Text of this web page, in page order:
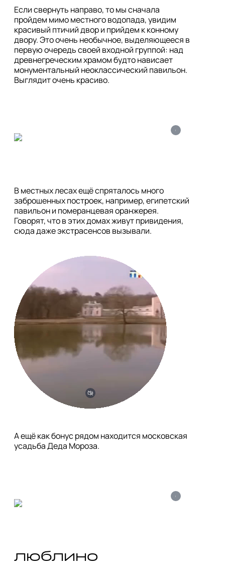
Если свернуть направо, то мы сначала
пройдем мимо местного водопада, увидим
красивый птичий двор и прийдем к конному
двору. Это очень необычное, выделяющееся в
первую очередь своей входной группой: над
древнегреческим храмом будто нависает
монументальный неоклассический павильон.
Выглядит очень красиво.
i
В местных лесах ещё спряталось много
заброшенных построек, например, египетский
павильон и померанцевая оранжерея.
Говорят, что в этих домах живут привидения,
сюда даже экстрасенсов вызывали.
А ещё как бонус рядом находится московская
усадьба Деда Мороза.
i
люблино